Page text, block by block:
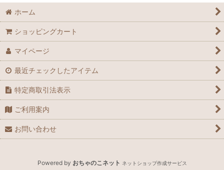
ホーム
ショッピングカート
マイページ
最近チェックしたアイテム
特定商取引法表示
ご利用案内
お問い合わせ
Powered by おちゃのこネット ネットショップ作成サービス